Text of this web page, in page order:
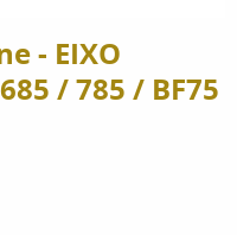
- EIXO
/ 785 / BF75